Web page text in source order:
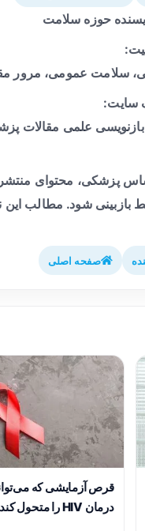
حوزه سلامت
سلامت عمومی، مرور
سایت:
بازنویسی علمی مقالات
پزشکی، محتوای
شود. مطالب این
صفحه اصلی
قرص آزمایشی که
درمان HIV را متحول کند